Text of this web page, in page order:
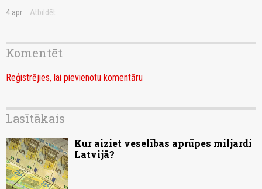
4.apr Atbildēt
Komentēt
Reģistrējies, lai pievienotu komentāru
Lasītākais
Kur aiziet veselības aprūpes miljardi
Latvijā?